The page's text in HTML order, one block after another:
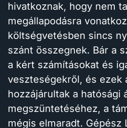
hivatkoznak, hogy nem
megállapodásra
költségvetésben sincs
szánt összegnek. Bár a
a kért számításokat és
veszteségekről, és ezek
hozzájárultak a hatósági
megszüntetéséhez, a
mégis elmaradt. Gépész